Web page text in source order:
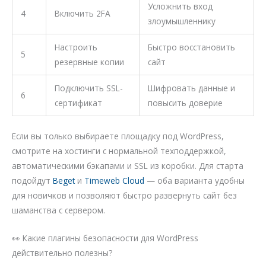
4 Включить 2FA
Усложнить вход
злоумышленнику
5
Настроить
резервные копии
Быстро восстановить
сайт
6
Подключить SSL-
сертификат
Шифровать данные и
повысить доверие
Если вы только выбираете площадку под WordPress,
смотрите на хостинги с нормальной техподдержкой,
автоматическими бэкапами и SSL из коробки. Для старта
подойдут Begetи Timeweb Cloud — оба варианта удобны
для новичков и позволяют быстро развернуть сайт без
шаманства с сервером.
👀 Какие плагины безопасности для WordPress
действительно полезны?